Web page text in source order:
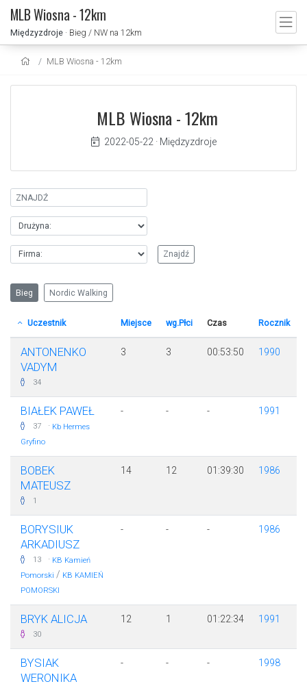
MLB Wiosna - 12km
Międzyzdroje · Bieg / NW na 12km
MLB Wiosna - 12km
MLB Wiosna - 12km
2022-05-22 · Międzyzdroje
Bieg Nordic Walking
Uczestnik Miejsce wg.Płci Czas Rocznik
ANTONENKO
VADYM
34
3 3 00:53:50 1990
BIAŁEK PAWEŁ
37 · Kb Hermes
Gryfino
- - - 1991
BOBEK
MATEUSZ
1
14 12 01:39:30 1986
BORYSIUK
ARKADIUSZ
13 · KB Kamień
Pomorski / KB KAMIEŃ
POMORSKI
- - - 1986
BRYK ALICJA
30
12 1 01:22:34 1991
BYSIAK
WERONIKA
- - - 1998